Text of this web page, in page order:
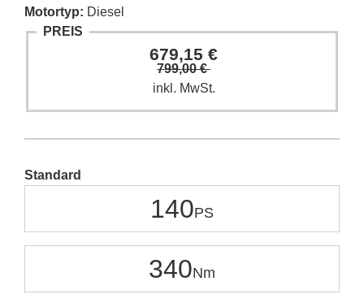
Motortyp: Diesel
PREIS
679,15 €
799,00 €
inkl. MwSt.
Standard
140
340